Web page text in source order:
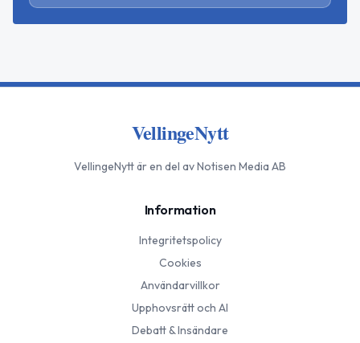
VellingeNytt
VellingeNyttär en del av Notisen Media AB
Information
Integritetspolicy
Cookies
Användarvillkor
Upphovsrätt och AI
Debatt & Insändare